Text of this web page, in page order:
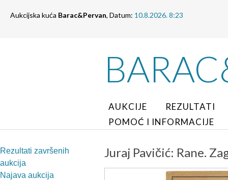
Aukcijska kuća Barac&Pervan, Datum: 10.8.2026. 8:23
AUKCIJE
REZULTATI
POMOĆ I INFORMACIJE
Rezultati završenih
aukcija
Najava aukcija
Juraj Pavičić: Rane.